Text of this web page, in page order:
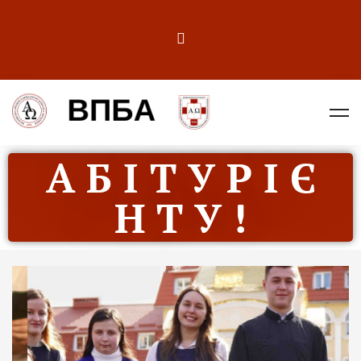
А Б І Т У Р І Є
Н Т У !